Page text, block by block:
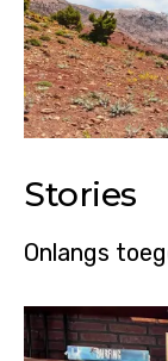
Stories
Onlangs